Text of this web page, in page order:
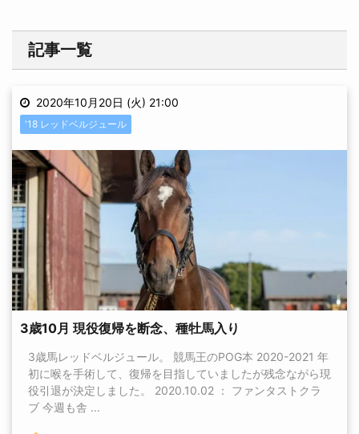
記事一覧
2020年10月20日 (火) 21:00
'18 レッドベルジュール
3歳10月 現役復帰を断念、種牡馬入り
3歳馬レッドベルジュール。 競馬王のPOG本 2020-2021 年
初に喉を手術して、復帰を目指していましたが残念ながら現
役引退が決定しました。 2020.10.02 ： ファンタストクラ
ブ 今週も舎 ...